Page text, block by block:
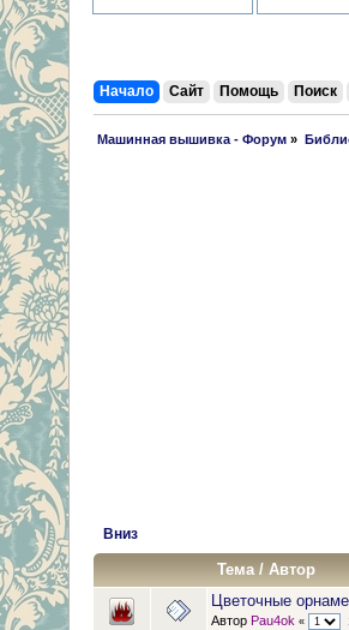
Начало Сайт Помощь Поиск
Машинная вышивка - Форум »
Вниз
Тема/Автор
Цветочные
Автор Pau4ok «